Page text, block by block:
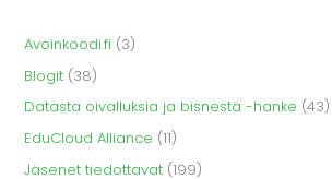
Avoinkoodi.fi (3)
Blogit (38)
Datasta oivalluksia ja bisnestä -hanke (43)
EduCloud Alliance (11)
Jäsenet tiedottavat (199)